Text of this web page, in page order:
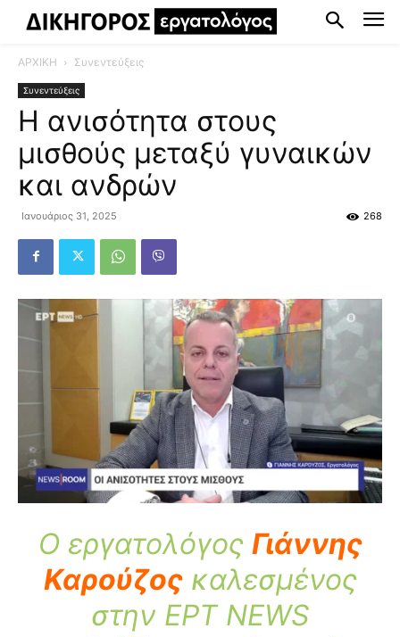
ΑΡΧΙΚΗ Συνεντεύξεις
Συνεντεύξεις
Η ανισότητα στους
μισθούς μεταξύ γυναικών
και ανδρών
Ιανουάριος 31, 2025 268
Ο εργατολόγος Γιάννης
Καρούζοςκαλεσμένος
στην ΕΡΤ NEWS